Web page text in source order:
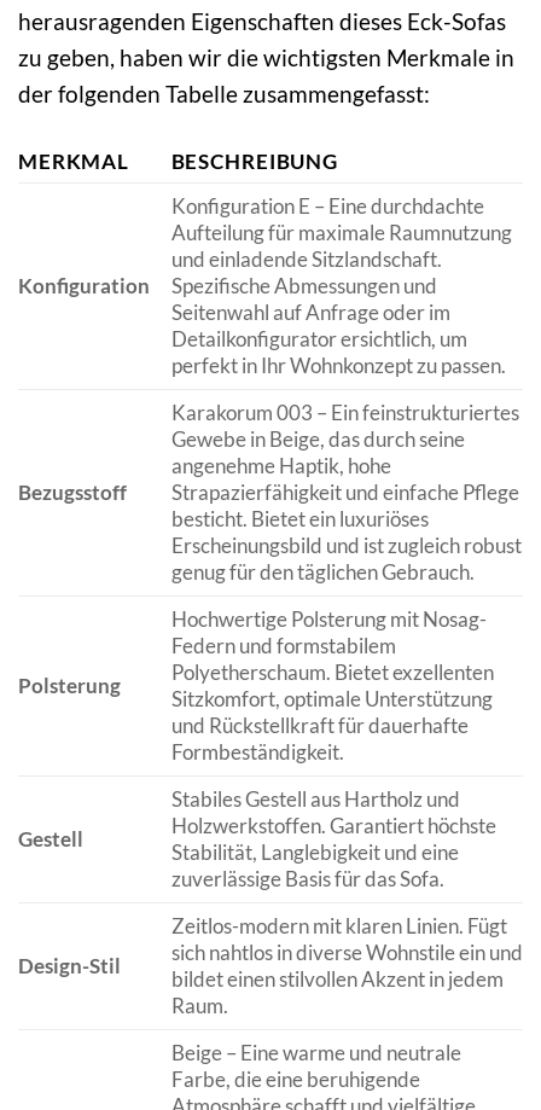
herausragenden Eigenschaften dieses Eck-Sofas
zu geben, haben wir die wichtigsten Merkmale in
der folgenden Tabelle zusammengefasst:
MERKMAL BESCHREIBUNG
Konfiguration
Konfiguration E – Eine durchdachte
Aufteilung für maximale Raumnutzung
und einladende Sitzlandschaft.
Spezifische Abmessungen und
Seitenwahl auf Anfrage oder im
Detailkonfigurator ersichtlich, um
perfekt in Ihr Wohnkonzept zu passen.
Bezugsstoff
Karakorum 003 – Ein feinstrukturiertes
Gewebe in Beige, das durch seine
angenehme Haptik, hohe
Strapazierfähigkeit und einfache Pflege
besticht. Bietet ein luxuriöses
Erscheinungsbild und ist zugleich robust
genug für den täglichen Gebrauch.
Polsterung
Hochwertige Polsterung mit Nosag-
Federn und formstabilem
Polyetherschaum. Bietet exzellenten
Sitzkomfort, optimale Unterstützung
und Rückstellkraft für dauerhafte
Formbeständigkeit.
Gestell
Stabiles Gestell aus Hartholz und
Holzwerkstoffen. Garantiert höchste
Stabilität, Langlebigkeit und eine
zuverlässige Basis für das Sofa.
Design-Stil
Zeitlos-modern mit klaren Linien. Fügt
sich nahtlos in diverse Wohnstile ein und
bildet einen stilvollen Akzent in jedem
Raum.
Beige – Eine warme und neutrale
Farbe, die eine beruhigende